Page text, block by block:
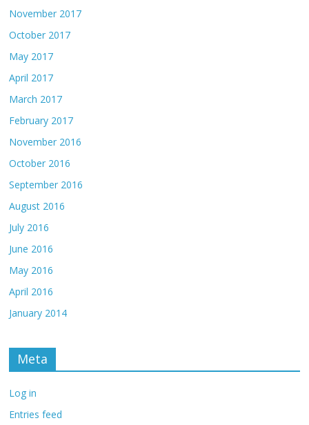
November 2017
October 2017
May 2017
April 2017
March 2017
February 2017
November 2016
October 2016
September 2016
August 2016
July 2016
June 2016
May 2016
April 2016
January 2014
Meta
Log in
Entries feed